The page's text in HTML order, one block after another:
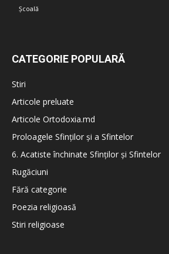
Școală
CATEGORIE POPULARĂ
Stiri
Articole preluate
Articole Ortodoxia.md
Proloagele Sfinților și a Sfintelor
6. Acatiste închinate Sfinților și Sfintelor
Rugăciuni
Fără categorie
Poezia religioasă
Stiri religioase